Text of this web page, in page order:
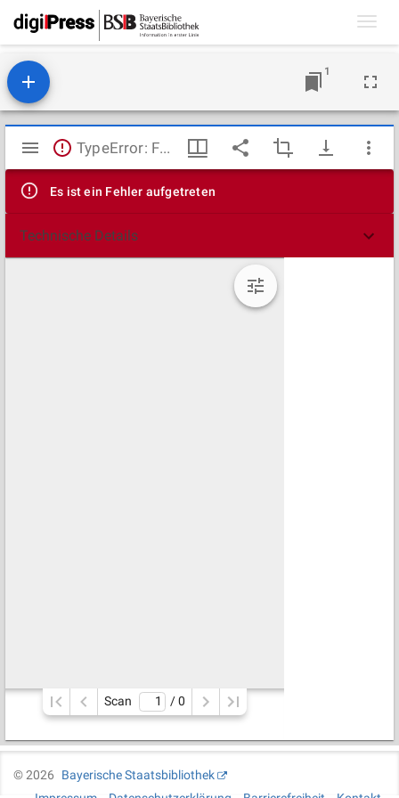
1
Mirador
Viewer
TypeError: Failed to fetch
Es ist ein Fehler aufgetreten
Technische Details
Scan / 0
©2026
Bayerische Staatsbibliothek